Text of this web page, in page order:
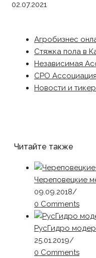
02.07.2021
Агробизнес
Стяжка пола в
Независимая
СРО
Новости и
Читайте также
Череповецкие
09.09.2018/
0 Comments
РусГидро
25.01.2019/
0 Comments